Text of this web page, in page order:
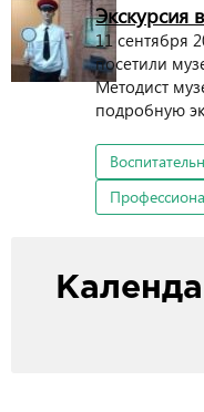
Экскурсия
11 сентября
посетили
Методист
подробную